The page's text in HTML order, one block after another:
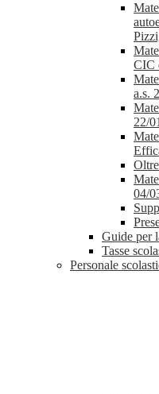
CIC
a.s.
22/
04/
Guide per
Tasse
Personale